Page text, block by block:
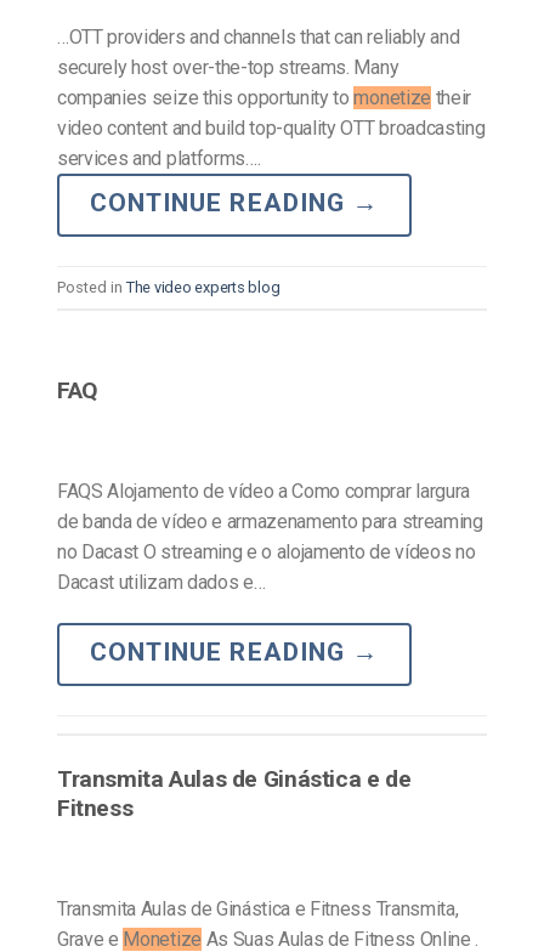
…OTT providers and channels that can reliably and
securely host over-the-top streams. Many
companies seize this opportunity tomonetize their
video content and build top-quality OTT broadcasting
services and platforms….
CONTINUE READING →
Posted in The video experts blog
FAQ
FAQS Alojamento de vídeo a Como comprar largura
de banda de vídeo e armazenamento para streaming
no Dacast O streaming e o alojamento de vídeos no
Dacast utilizam dados e…
CONTINUE READING →
Transmita Aulas de Ginástica e de
Fitness
Transmita Aulas de Ginástica e Fitness Transmita,
Grave e Monetize As Suas Aulas de Fitness Online .